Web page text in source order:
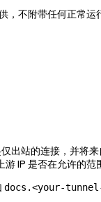
，不附带任何正常
出站的连接，并将
游 IP 是否在允许的
docs.<your-